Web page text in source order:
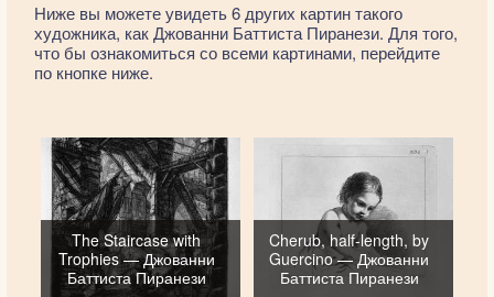
Ниже вы можете увидеть 6 других картин такого
художника, как Джованни Баттиста Пиранези. Для того,
что бы ознакомиться со всеми картинами, перейдите
по кнопке ниже.
The Staircase with
Trophies — Джованни
Баттиста Пиранези
Cherub, half-length, by
Guercino — Джованни
Баттиста Пиранези